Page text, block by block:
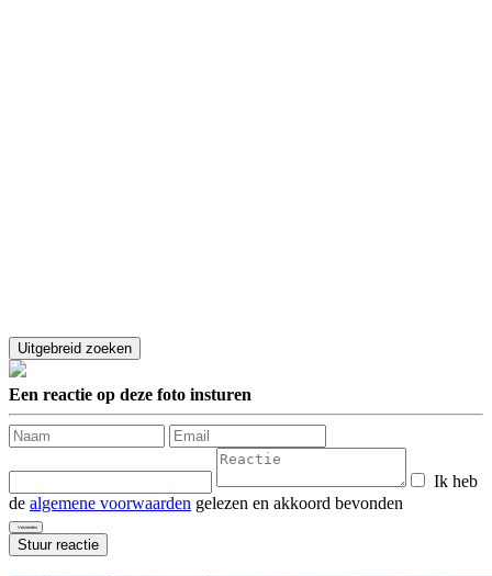
Een reactie op deze foto insturen
Ik heb
de algemene voorwaarden gelezen en akkoord bevonden